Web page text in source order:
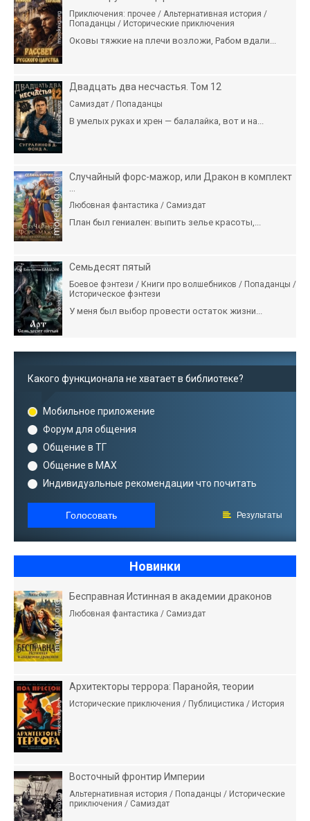
Приключения: прочее / Альтернативная история /
Попаданцы / Исторические приключения
Оковы тяжкие на плечи возложи, Рабом вдали...
Двадцать два несчастья. Том 12
Самиздат / Попаданцы
В умелых руках и хрен — балалайка, вот и на...
Случайный форс-мажор, или Дракон в комплект
Любовная фантастика / Самиздат
План был гениален: выпить зелье красоты,...
Семьдесят пятый
Боевое фэнтези / Книги про волшебников / Попаданцы /
Историческое фэнтези
У меня был выбор провести остаток жизни...
Какого функционала не хватает в библиотеке?
Мобильное приложение
Форум для общения
Общение в ТГ
Общение в MAX
Индивидуальные рекомендации что почитать
Голосовать Результаты
Новинки
Бесправная Истинная в академии драконов
Любовная фантастика / Самиздат
Архитекторы террора: Паранойя, теории
Исторические приключения / Публицистика / История
Восточный фронтир Империи
Альтернативная история / Попаданцы / Исторические
приключения / Самиздат